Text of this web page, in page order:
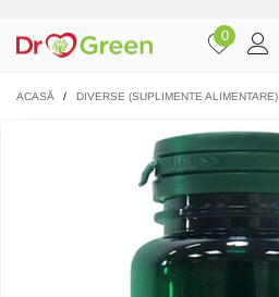
0
ACASĂ / DIVERSE (SUPLIMENTE ALIMENTARE)